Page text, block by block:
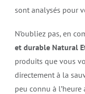
sont analysés pour
N’oubliez pas, en
et durable Natural
produits que vous
directement à la
peu connu à l’heure